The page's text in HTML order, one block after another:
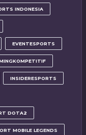
INDONESIA
EVENTESPORTS
INSIDERESPORTS
DOTA2
MOBILE LEGENDS